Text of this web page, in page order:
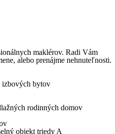
maklérov. Radi Vám
alebo prenájme nehnuteľnosti.